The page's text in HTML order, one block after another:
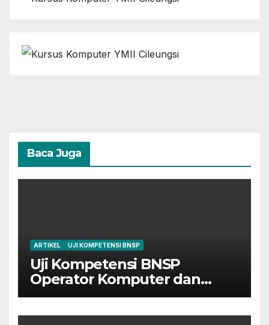
Baca Juga
ARTIKEL UJI KOMPETENSI BNSP
Uji Kompetensi BNSP
Operator Komputer dan
Digital Marketing di Bekasi